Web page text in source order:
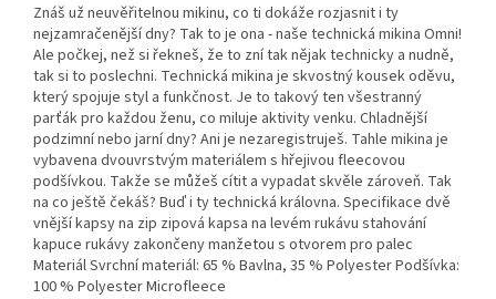
Znáš už neuvěřitelnou mikinu, co ti dokáže rozjasnit i ty
nejzamračenější dny? Tak to je ona - naše technická mikina Omni!
Ale počkej, než si řekneš, že to zní tak nějak technicky a nudně,
tak si to poslechni. Technická mikina je skvostný kousek oděvu,
který spojuje styl a funkčnost. Je to takový ten všestranný
parťák pro každou ženu, co miluje aktivity venku. Chladnější
podzimní nebo jarní dny? Ani je nezaregistruješ. Tahle mikina je
vybavena dvouvrstvým materiálem s hřejivou fleecovou
podšívkou. Takže se můžeš cítit a vypadat skvěle zároveň. Tak
na co ještě čekáš? Buď i ty technická královna. Specifikace dvě
vnější kapsy na zip zipová kapsa na levém rukávu stahování
kapuce rukávy zakončeny manžetou s otvorem pro palec
Materiál Svrchní materiál: 65 % Bavlna, 35 % Polyester Podšívka:
100 % Polyester Microfleece